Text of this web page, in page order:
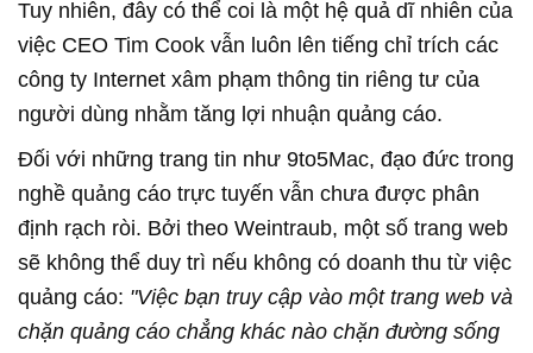
Tuy nhiên, đây có thể coi là một hệ quả dĩ nhiên của
việc CEO Tim Cook vẫn luôn lên tiếng chỉ trích các
công ty Internet xâm phạm thông tin riêng tư của
người dùng nhằm tăng lợi nhuận quảng cáo.
Đối với những trang tin như 9to5Mac, đạo đức trong
nghề quảng cáo trực tuyến vẫn chưa được phân
định rạch ròi. Bởi theo Weintraub, một số trang web
sẽ không thể duy trì nếu không có doanh thu từ việc
quảng cáo: "Việc bạn truy cập vào một trang web và
chặn quảng cáo chẳng khác nào chặn đường sống